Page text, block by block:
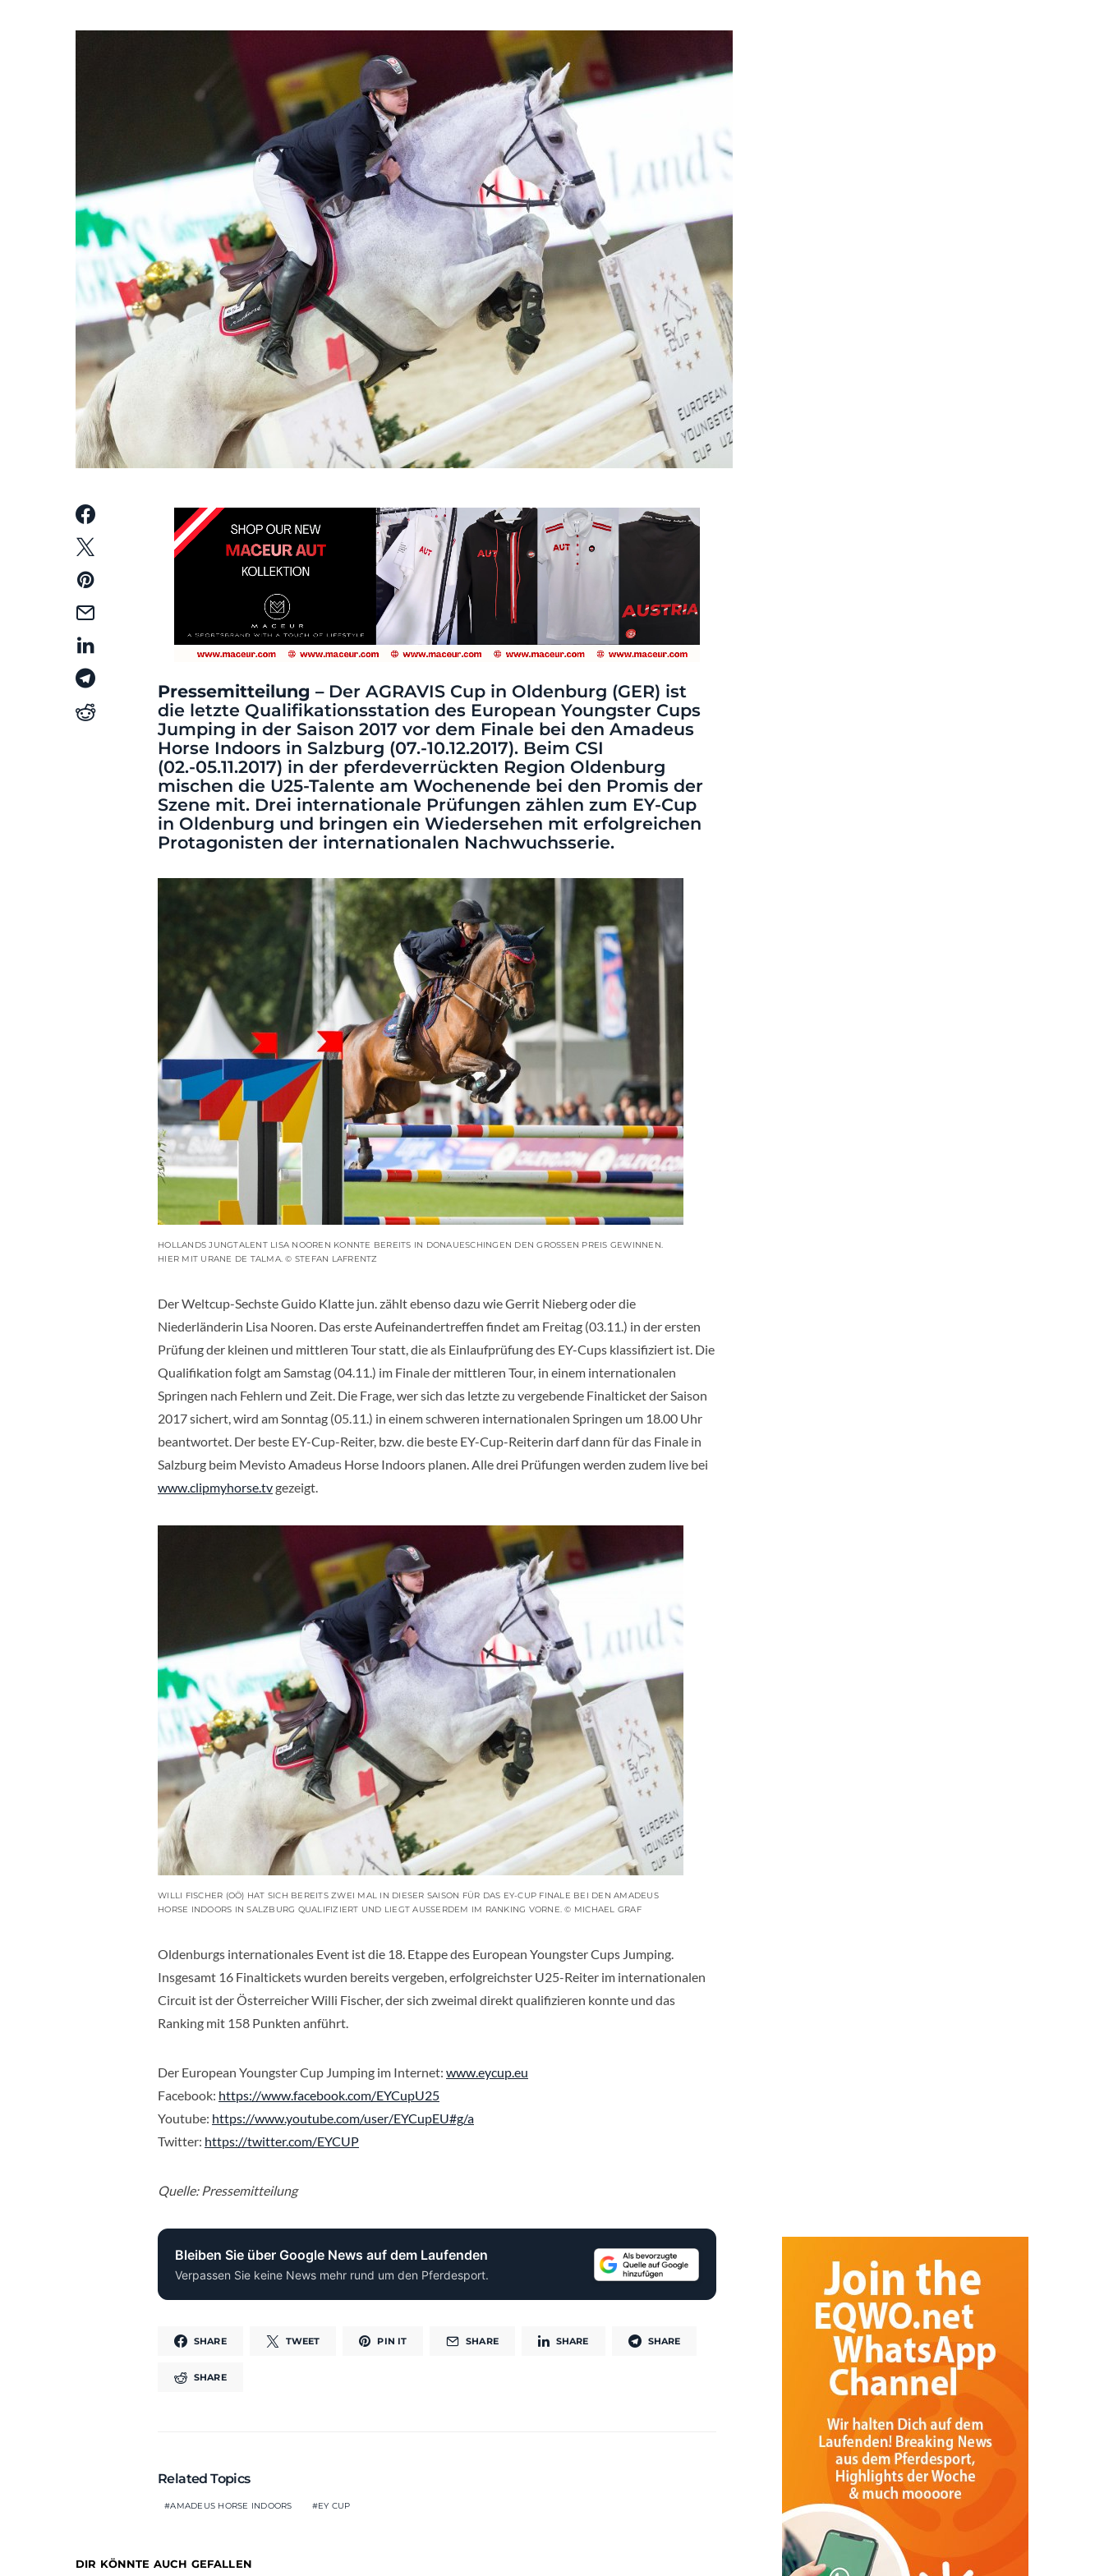
Pressemitteilung – Der AGRAVIS Cup in Oldenburg (GER) ist
die letzte Qualifikationsstation des European Youngster Cups
Jumping in der Saison 2017 vor dem Finale bei den Amadeus
Horse Indoors in Salzburg (07.-10.12.2017). Beim CSI
(02.-05.11.2017) in der pferdeverrückten Region Oldenburg
mischen die U25-Talente am Wochenende bei den Promis der
Szene mit. Drei internationale Prüfungen zählen zum EY-Cup
in Oldenburg und bringen ein Wiedersehen mit erfolgreichen
Protagonisten der internationalen Nachwuchsserie.
HOLLANDS JUNGTALENT LISA NOOREN KONNTE BEREITS IN DONAUESCHINGEN DEN GROSSEN PREIS GEWINNEN. H
IER MIT URANE DE TALMA. © STEFAN LAFRENTZ
Der Weltcup-Sechste Guido Klatte jun. zählt ebenso dazu wie Gerrit Nieberg oder die
Niederländerin Lisa Nooren. Das erste Aufeinandertreffen findet am Freitag (03.11.) in der ersten
Prüfung der kleinen und mittleren Tour statt, die als Einlaufprüfung des EY-Cups klassifiziert ist. Die
Qualifikation folgt am Samstag (04.11.) im Finale der mittleren Tour, in einem internationalen
Springen nach Fehlern und Zeit. Die Frage, wer sich das letzte zu vergebende Finalticket der Saison
2017 sichert, wird am Sonntag (05.11.) in einem schweren internationalen Springen um 18.00 Uhr
beantwortet. Der beste EY-Cup-Reiter, bzw. die beste EY-Cup-Reiterin darf dann für das Finale in
Salzburg beim Mevisto Amadeus Horse Indoors planen. Alle drei Prüfungen werden zudem live bei
www.clipmyhorse.tvgezeigt.
WILLI FISCHER (OÖ) HAT SICH BEREITS ZWEI MAL IN DIESER SAISON FÜR DAS EY-CUP FINALE BEI DEN AMADEUS
HORSE INDOORS IN SALZBURG QUALIFIZIERT UND LIEGT AUSSERDEM IM RANKING VORNE. © MICHAEL GRAF
Oldenburgs internationales Event ist die 18. Etappe des European Youngster Cups Jumping.
Insgesamt 16 Finaltickets wurden bereits vergeben, erfolgreichster U25-Reiter im internationalen
Circuit ist der ÖsterreicherWilli Fischer,der sich zweimal direkt qualifizieren konnte und das
Ranking mit 158 Punkten anführt.
Der European Youngster Cup Jumping im Internet: www.eycup.eu
Facebook: https://www.facebook.com/EYCupU25
Youtube: https://www.youtube.com/user/EYCupEU#g/a
Twitter: https://twitter.com/EYCUP
Quelle: Pressemitteilung
Bleiben Sie über Google News auf dem Laufenden
Verpassen Sie keine News mehr rund um den Pferdesport.
SHARE TWEET PIN IT SHARE SHARE SHARE
SHARE
Related Topics
AMADEUS HORSE INDOORS EY CUP
DIR KÖNNTE AUCH GEFALLEN